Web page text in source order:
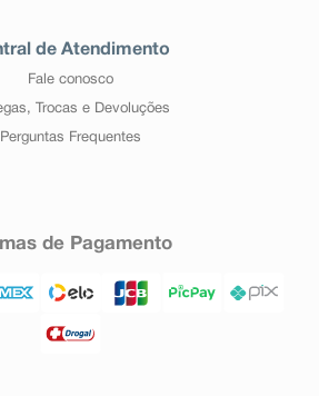
de Atendimento
Fale conosco
Trocas e Devoluções
Perguntas Frequentes
de Pagamento